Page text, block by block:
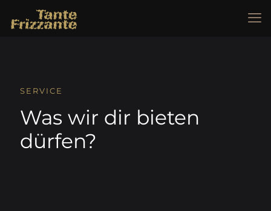
SERVICE
Was wir dir bieten
dürfen?